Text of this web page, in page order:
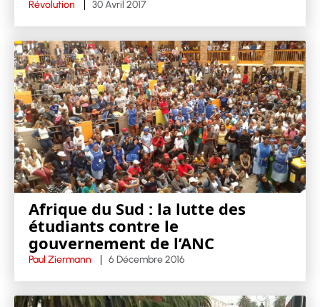
Révolution 30 Avril 2017
Afrique du Sud : la lutte des
étudiants contre le
gouvernement de l’ANC
Paul Ziermann 6 Décembre 2016